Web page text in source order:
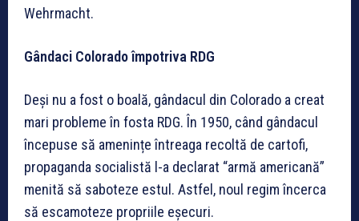
Wehrmacht.
Gândaci Colorado împotriva RDG
Deși nu a fost o boală, gândacul din Colorado a creat
mari probleme în fosta RDG. În 1950, când gândacul
începuse să amenințe întreaga recoltă de cartofi,
propaganda socialistă l-a declarat “armă americană”
menită să saboteze estul. Astfel, noul regim încerca
să escamoteze propriile eșecuri.